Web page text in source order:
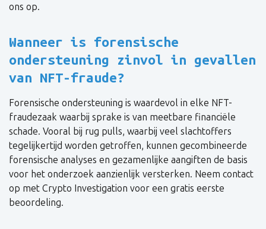
ons op.
Wanneer is forensische
ondersteuning zinvol in gevallen
van NFT-fraude?
Forensische ondersteuning is waardevol in elke NFT-
fraudezaak waarbij sprake is van meetbare financiële
schade. Vooral bij rug pulls, waarbij veel slachtoffers
tegelijkertijd worden getroffen, kunnen gecombineerde
forensische analyses en gezamenlijke aangiften de basis
voor het onderzoek aanzienlijk versterken. Neem contact
op met Crypto Investigation voor een gratis eerste
beoordeling.